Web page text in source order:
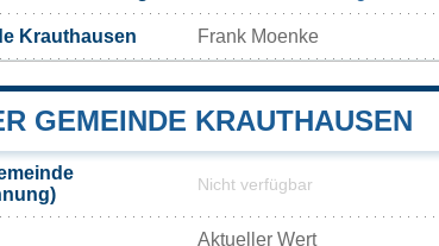
Krauthausen Frank Moenke
GEMEINDE KRAUTHAUSEN
Nicht verfügbar
Aktueller Wert